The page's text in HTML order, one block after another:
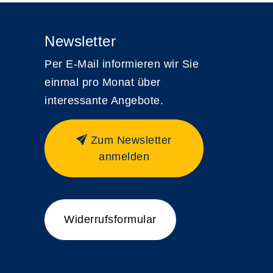
Newsletter
Per E-Mail informieren wir Sie
einmal pro Monat über
interessante Angebote.
Zum Newsletter
anmelden
Widerrufsformular